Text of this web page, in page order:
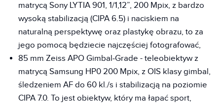
matrycą Sony LYTIA 901, 1/1,12”, 200 Mpix, z bardzo
wysoką stabilizacją (CIPA 6.5) i naciskiem na
naturalną perspektywę oraz plastykę obrazu, to za
jego pomocą będziecie najczęściej fotografować,
85 mm Zeiss APO Gimbal‑Grade - teleobiektyw z
matrycą Samsung HP0 200 Mpix, z OIS klasy gimbal,
śledzeniem AF do 60 kl./s i stabilizacją na poziomie
CIPA 7.0. To jest obiektyw, który ma łapać sport,